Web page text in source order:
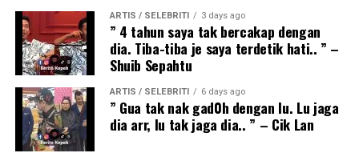
ARTIS / SELEBRITI 3 days ago
” 4 tahun saya tak bercakap dengan
dia. Tiba-tiba je saya terdetik hati.. ” –
Shuib Sepahtu
ARTIS / SELEBRITI 6 days ago
” Gua tak nak gad0h dengan lu. Lu jaga
dia arr, lu tak jaga dia.. ” – Cik Lan